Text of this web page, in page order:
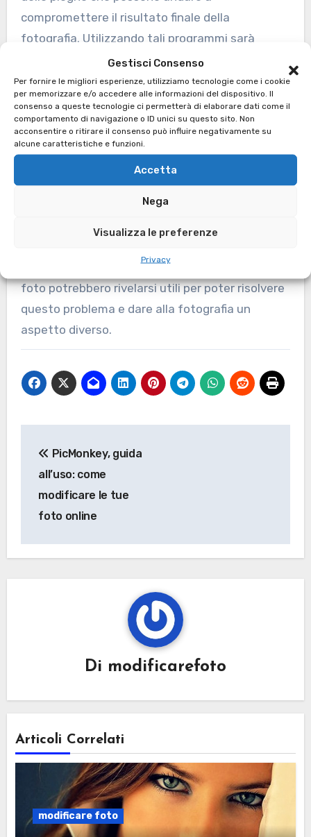
Gestisci Consenso
Per fornire le migliori esperienze, utilizziamo tecnologie come i cookie
per memorizzare e/o accedere alle informazioni del dispositivo. Il
consenso a queste tecnologie ci permetterà di elaborare dati come il
comportamento di navigazione o ID unici su questo sito. Non
acconsentire o ritirare il consenso può influire negativamente su
alcune caratteristiche e funzioni.
Accetta
Nega
Visualizza le preferenze
Privacy
compromettere il risultato finale della
fotografia. Utilizzando tali programmi sarà
quindi possibile effettuare il ritaglio ma anche
raddrizzare la foto quando l’inquadratura si
presenta piuttosto storta.
Inoltre sarà anche possibile sistemare la luce,
elemento fondamentale in una fotografia. Può
infatti capitare di trovarsi a dover scattare delle
in condizioni di poca o scarsa luce o al
contrario in un luogo con troppa luce. In qualsiasi
scura o troppo chiara e i programmi di ritocco
foto potrebbero rivelarsi utili per poter risolvere
questo problema e dare alla fotografia un
aspetto diverso.
articoli
PicMonkey, guida
all’uso: come
modificare le tue
foto online
Di modificarefoto
Articoli Correlati
modificare foto